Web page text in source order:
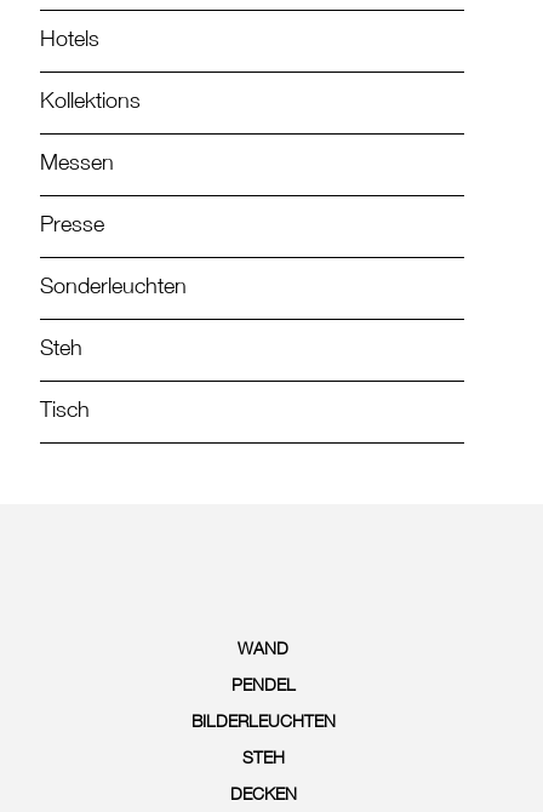
Hotels
Kollektions
Messen
Presse
Sonderleuchten
Steh
Tisch
WAND
PENDEL
BILDERLEUCHTEN
STEH
DECKEN